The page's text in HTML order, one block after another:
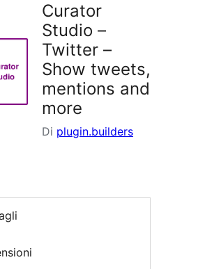
Curator
Studio –
Twitter –
Show tweets,
mentions and
more
Di plugin.builders